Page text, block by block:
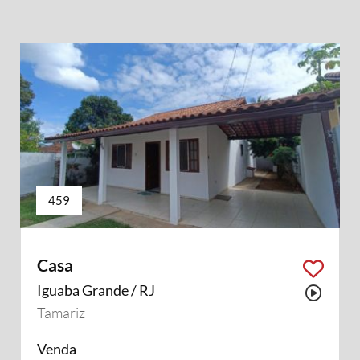
459
Casa
Iguaba Grande / RJ
Tamariz
Venda